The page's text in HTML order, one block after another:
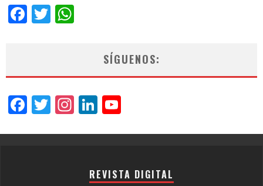
Facebook
Twitter
SÍGUENOS:
Facebook
Twitter
Instagram
LinkedIn
REVISTA DIGITAL